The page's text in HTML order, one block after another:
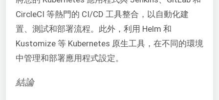
CircleCI 等熱門的 CI/CD 工具整合，以自動化建
置、測試和部署流程。此外，利用 Helm 和
Kustomize 等 Kubernetes 原生工具，在不同的環境
中管理和部署應用程式設定。
結論